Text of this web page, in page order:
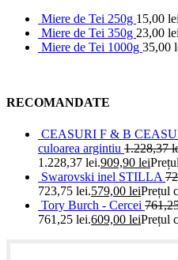
Miere de Tei 250g 15,00 lei
Miere de Tei 350g 23,00 lei
Miere de Tei 1000g 35,00
RECOMANDATE
CEASURI F & B
culoarea argintiu 1.228,37
1.228,37 lei.909,90 lei
Swarovski inel STILLA
723,75 lei.579,00 leiPrețul
Tory Burch - Cercei
761,25 lei.609,00 leiPrețul